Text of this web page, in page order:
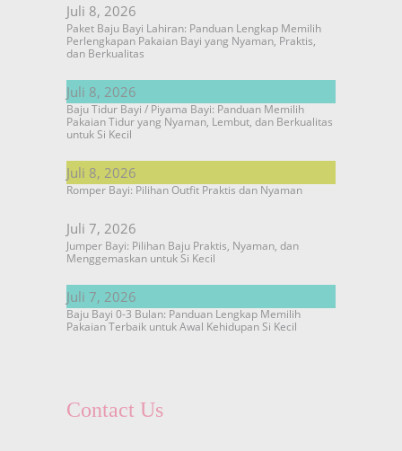
Juli 8, 2026
Paket Baju Bayi Lahiran: Panduan Lengkap Memilih
Perlengkapan Pakaian Bayi yang Nyaman, Praktis,
dan Berkualitas
Juli 8, 2026
Baju Tidur Bayi / Piyama Bayi: Panduan Memilih
Pakaian Tidur yang Nyaman, Lembut, dan Berkualitas
untuk Si Kecil
Juli 8, 2026
Romper Bayi: Pilihan Outfit Praktis dan Nyaman
Juli 7, 2026
Jumper Bayi: Pilihan Baju Praktis, Nyaman, dan
Menggemaskan untuk Si Kecil
Juli 7, 2026
Baju Bayi 0-3 Bulan: Panduan Lengkap Memilih
Pakaian Terbaik untuk Awal Kehidupan Si Kecil
Contact Us